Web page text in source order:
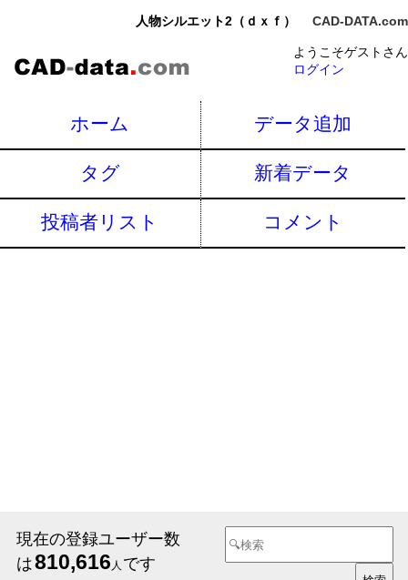
人物シルエット2（ｄｘｆ） CAD-DATA.com
ようこそゲストさん
ログイン
ホーム データ追加
タグ 新着データ
投稿者リスト コメント
現在の登録ユーザー数
は810,616 人 です